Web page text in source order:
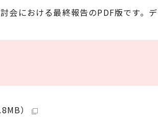
会における最終報告のPDF版です。
）